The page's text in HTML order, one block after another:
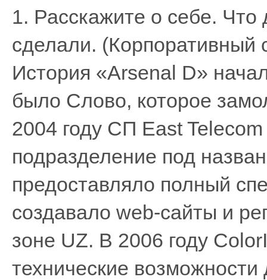
1. Расскажите о себе. Что
сделали. (Корпоративный
История «Arsenal D»
было Слово, которое
2004 году СП East
подразделение под
предоставляло полный
создавало web-сайты и
зоне UZ. В 2006 году
технические